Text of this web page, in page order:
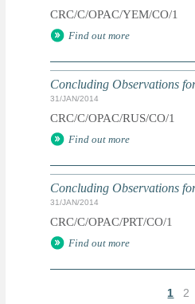
CRC/C/OPAC/YEM/CO/1
Find out more
Concluding Observations
31/JAN/2014
CRC/C/OPAC/RUS/CO/1
Find out more
Concluding Observations
31/JAN/2014
CRC/C/OPAC/PRT/CO/1
Find out more
1 2